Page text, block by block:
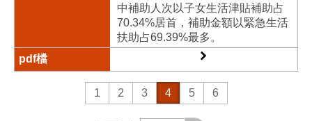
中補助人次以子女生活津貼補助占
70.34%居首，補助金額以緊急生活
扶助占69.39%最多。
1 2 3 4 5 6